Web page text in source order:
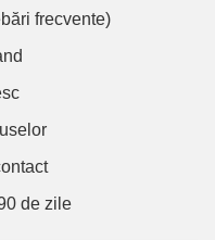
frecvente)
de zile